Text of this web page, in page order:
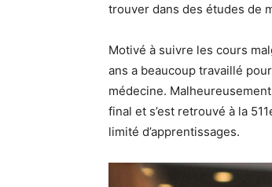
trouver dans des études de
Motivé à suivre les cours
ans a beaucoup travaillé
médecine.
final et s’est retrouvé à la
limité d’apprentissages.